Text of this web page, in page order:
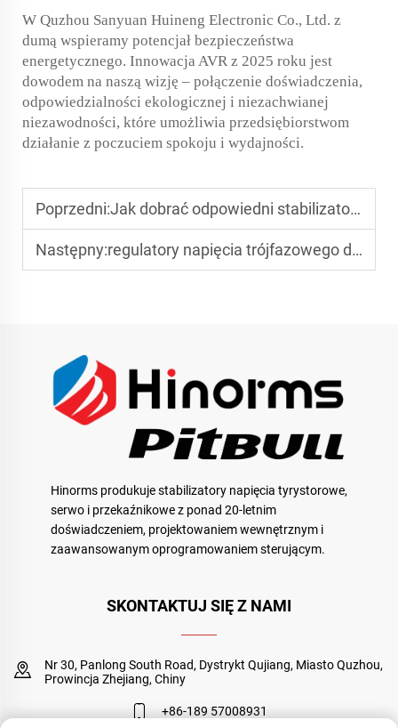
W Quzhou Sanyuan Huineng Electronic Co., Ltd. z
dumą wspieramy potencjał bezpieczeństwa
energetycznego. Innowacja AVR z 2025 roku jest
dowodem na naszą wizję – połączenie doświadczenia,
odpowiedzialności ekologicznej i niezachwianej
niezawodności, które umożliwia przedsiębiorstwom
działanie z poczuciem spokoju i wydajności.
Poprzedni:Jak dobrać odpowiedni stabilizator napięcia 220V do swojego sprzętu?
Następny:regulatory napięcia trójfazowego dla farm słonecznych: istotne wskazówki dotyczące integracji z siecią
Hinorms produkuje stabilizatory napięcia tyrystorowe,
serwo i przekaźnikowe z ponad 20-letnim
doświadczeniem, projektowaniem wewnętrznym i
zaawansowanym oprogramowaniem sterującym.
SKONTAKTUJ SIĘ Z NAMI
Nr 30, Panlong South Road, Dystrykt Qujiang, Miasto Quzhou,
Prowincja Zhejiang, Chiny
+86-189 57008931